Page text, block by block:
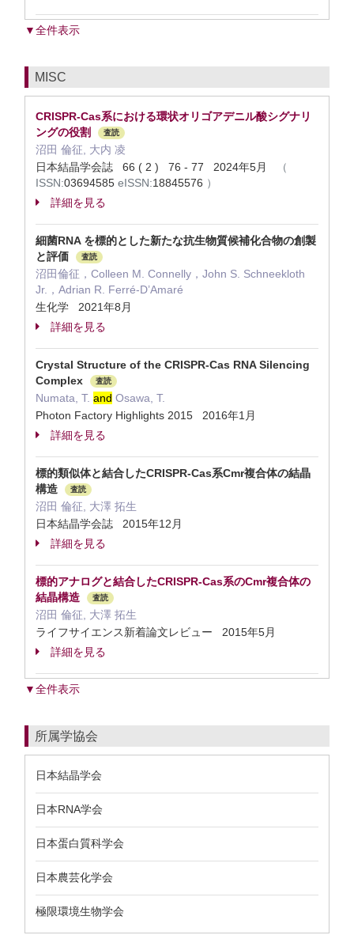
▼全件表示
MISC
CRISPR-Cas系における環状オリゴアデニル酸シグナリ
ングの役割
査読
沼田 倫征, 大内 凌
日本結晶学会誌 66 ( 2 ) 76 - 77 2024年5月
（
ISSN:03694585 eISSN:18845576 ）
詳細を見る
細菌RNA を標的とした新たな抗生物質候補化合物の創製
と評価
査読
沼田倫征，Colleen M. Connelly，John S. Schneekloth
Jr.，Adrian R. Ferré-D’Amaré
生化学 2021年8月
詳細を見る
Crystal Structure of the CRISPR-Cas RNA Silencing
Complex
査読
Numata, T. and Osawa, T.
Photon Factory Highlights 2015 2016年1月
詳細を見る
標的類似体と結合したCRISPR-Cas系Cmr複合体の結晶
構造
査読
沼田 倫征, 大澤 拓生
日本結晶学会誌 2015年12月
詳細を見る
標的アナログと結合したCRISPR-Cas系のCmr複合体の
結晶構造
査読
沼田 倫征, 大澤 拓生
ライフサイエンス新着論文レビュー 2015年5月
詳細を見る
▼全件表示
所属学協会
日本結晶学会
日本RNA学会
日本蛋白質科学会
日本農芸化学会
極限環境生物学会